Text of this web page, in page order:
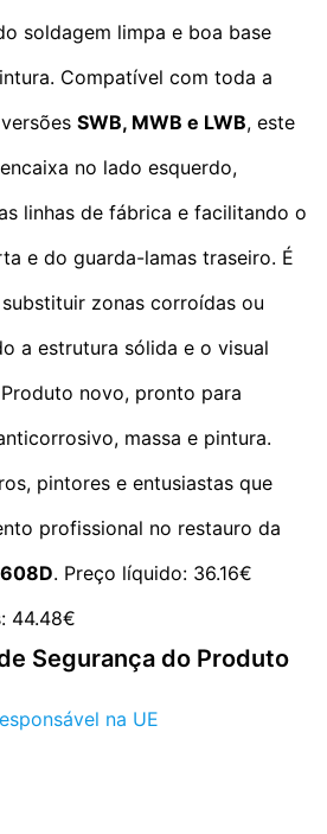
soldagem limpa e boa base
Compatível com toda a
SWB, MWB e LWB, este
no lado esquerdo,
linhas de fábrica e facilitando o
e do guarda-lamas traseiro. É
zonas corroídas ou
a estrutura sólida e o visual
novo, pronto para
massa e pintura.
pintores e entusiastas que
profissional no restauro da
. Preço líquido: 36.16€
44.48€
Segurança do Produto
na UE